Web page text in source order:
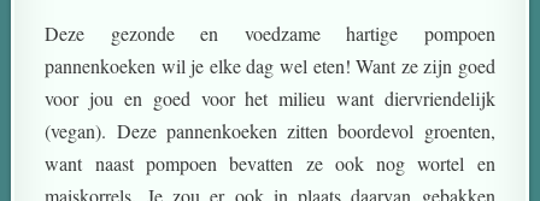
Deze gezonde en voedzame hartige pompoen
pannenkoeken wil je elke dag wel eten! Want ze zijn goed
voor jou en goed voor het milieu want diervriendelijk
(vegan). Deze pannenkoeken zitten boordevol groenten,
want naast pompoen bevatten ze ook nog wortel en
maiskorrels. Je zou er ook in plaats daarvan gebakken